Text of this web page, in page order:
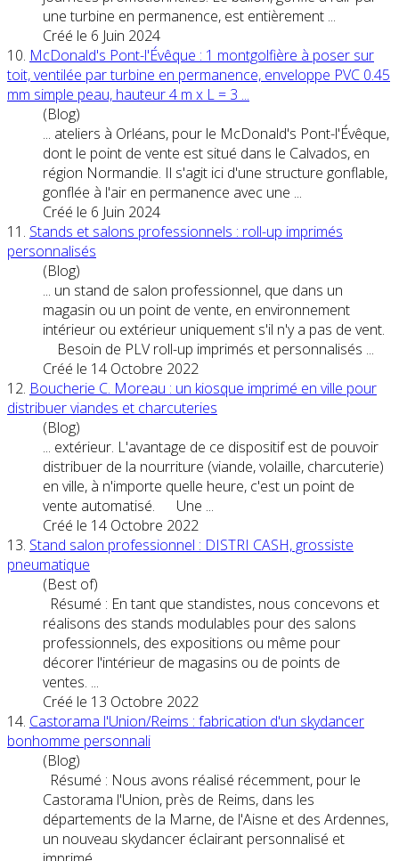
une turbine en permanence, est entièrement ...
Créé le 6 Juin 2024
10. McDonald's Pont-l'Évêque : 1 montgolfière à poser sur
toit, ventilée par turbine en permanence, enveloppe PVC 0.45
mm simple peau, hauteur 4 m x L = 3 ...
(Blog)
... ateliers à Orléans, pour le McDonald's Pont-l'Évêque,
dont le point de vente est situé dans le Calvados, en
région Normandie. Il s'agit ici d'une structure gonflable,
gonflée à l'air en permanence avec une ...
Créé le 6 Juin 2024
11. Stands et salons professionnels : roll-up imprimés
personnalisés
(Blog)
... un stand de salon professionnel, que dans un
magasin ou un point de vente, en environnement
intérieur ou extérieur uniquement s'il n'y a pas de vent.
Besoin de PLV roll-up imprimés et personnalisés ...
Créé le 14 Octobre 2022
12. Boucherie C. Moreau : un kiosque imprimé en ville pour
distribuer viandes et charcuteries
(Blog)
... extérieur. L'avantage de ce dispositif est de pouvoir
distribuer de la nourriture (viande, volaille, charcuterie)
en ville, à n'importe quelle heure, c'est un point de
vente automatisé. Une ...
Créé le 14 Octobre 2022
13. Stand salon professionnel : DISTRI CASH, grossiste
pneumatique
(Best of)
Résumé : En tant que standistes, nous concevons et
réalisons des stands modulables pour des salons
professionnels, des expositions ou même pour
décorer l'intérieur de magasins ou de points de
ventes. ...
Créé le 13 Octobre 2022
14. Castorama l'Union/Reims : fabrication d'un skydancer
bonhomme personnali
(Blog)
Résumé : Nous avons réalisé récemment, pour le
Castorama l'Union, près de Reims, dans les
départements de la Marne, de l'Aisne et des Ardennes,
un nouveau skydancer éclairant personnalisé et